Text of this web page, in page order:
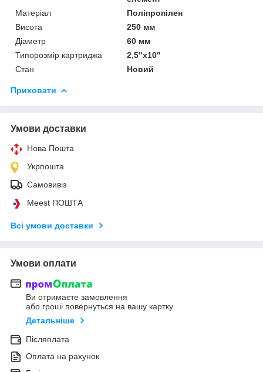
Матеріал
Поліпропілен
Висота
250 мм
Діаметр
60 мм
Типорозмір картриджа
2,5"х10"
Стан
Новий
Приховати
Умови доставки
Нова Пошта
Укрпошта
Самовивіз
Meest ПОШТА
Всі умови доставки
Умови оплати
Ви отримаєте замовлення
або гроші повернуться на вашу картку
Детальніше
Післяплата
Оплата на рахунок